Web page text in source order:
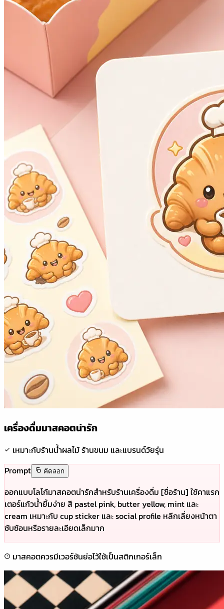
เครื่องดื่มมาสคอตน่ารัก
เหมาะกับร้านน้ำผลไม้ ร้านขนม และแบรนด์วัยรุ่น
Prompt
คัดลอก
ออกแบบโลโก้มาสคอตน่ารักสำหรับร้านเครื่องดื่ม [ชื่อร้าน] ใช้คาแรก
เตอร์แก้วน้ำยิ้มง่าย สี pastel pink, butter yellow, mint และ
cream เหมาะกับ cup sticker และ social profile หลีกเลี่ยงหน้าตา
ซับซ้อนหรือรายละเอียดเล็กมาก
มาสคอตควรมีเวอร์ชันย่อไว้ใช้เป็นสติกเกอร์เล็ก